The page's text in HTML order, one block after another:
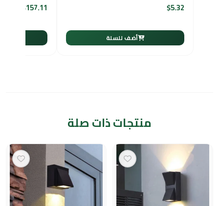
$5.32
أضف للسلة
$157.11
منتجات ذات صلة